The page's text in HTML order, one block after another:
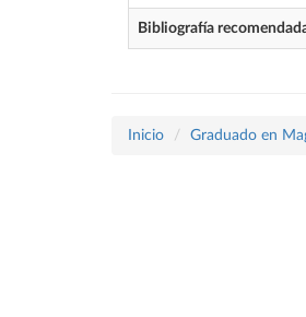
Bibliografía
Inicio Graduado en